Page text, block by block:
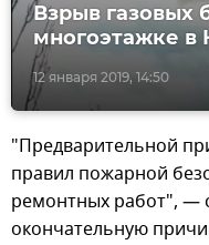
12 января 2019, 14:50
Взрыв газовых
многоэтажке в
"Предварительной
правил пожарной
ремонтных работ", —
окончательную